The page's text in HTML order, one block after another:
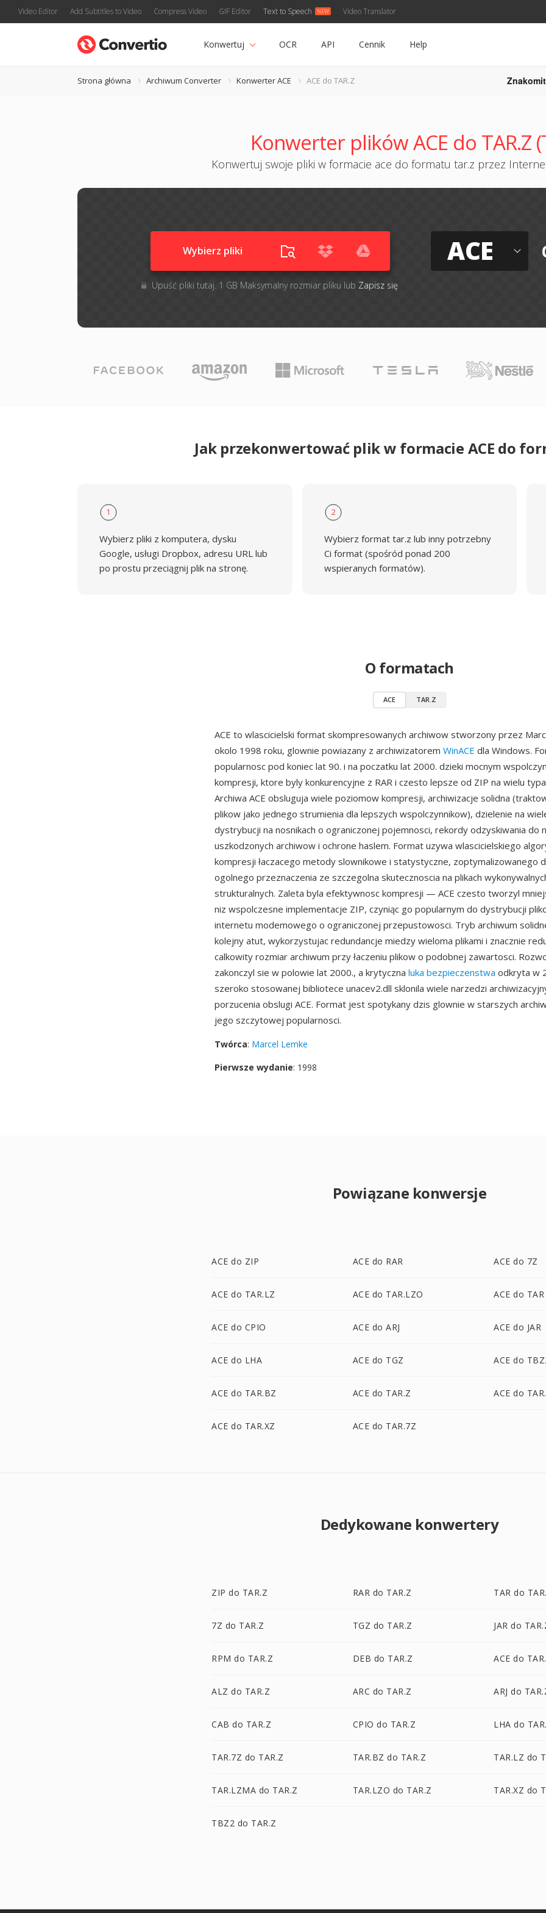
Video Editor Add Subtitles to Video Compress Video GIF Editor Text to Speech Video Translator
Konwertuj OCR API Cennik Help
Strona główna Archiwum Converter Konwerter ACE ACE do TAR.Z
Konwerter plików ACE do TAR.Z
Konwertuj swoje pliki w formacie ace do formatu tar.z przez
Wybierz pliki
Upuść pliki tutaj. 1 GB Maksymalny rozmiar pliku lub Zapisz się
ACE
Jak przekonwertować plik w formacie ACE do
1
Wybierz pliki z komputera, dysku
Google, usługi Dropbox, adresu URL lub
po prostu przeciągnij plik na stronę.
2
Wybierz format tar.z lub inny potrzebny
Ci format (spośród ponad 200
wspieranych formatów).
O formatach
ACE TAR.Z
ACE to wlascicielski format skompresowanych archiwow stworzony przez
okolo 1998 roku, glownie powiazany z archiwizatorem WinACE dla Windows.
popularnosc pod koniec lat 90. i na poczatku lat 2000. dzieki mocnym
kompresji, ktore byly konkurencyjne z RAR i czesto lepsze od ZIP na wielu
Archiwa ACE obsluguja wiele poziomow kompresji, archiwizacje solidna
plikow jako jednego strumienia dla lepszych wspolczynnikow), dzielenie na
dystrybucji na nosnikach o ograniczonej pojemnosci, rekordy odzyskiwania do
uszkodzonych archiwow i ochrone haslem. Format uzywa wlascicielskiego
kompresji łaczacego metody slownikowe i statystyczne, zoptymalizowanego
ogolnego przeznaczenia ze szczegolna skutecznoscia na plikach
strukturalnych. Zaleta byla efektywnosc kompresji — ACE czesto tworzyl
niz wspolczesne implementacje ZIP, czyniąc go popularnym do dystrybucji
internetu modemowego o ograniczonej przepustowosci. Tryb archiwum
kolejny atut, wykorzystujac redundancje miedzy wieloma plikami i znacznie
calkowity rozmiar archiwum przy łaczeniu plikow o podobnej zawartosci.
zakonczyl sie w polowie lat 2000., a krytyczna luka bezpieczenstwa odkryta w
szeroko stosowanej bibliotece unacev2.dll sklonila wiele narzedzi
porzucenia obslugi ACE. Format jest spotykany dzis glownie w starszych
jego szczytowej popularnosci.
Twórca: Marcel Lemke
Pierwsze wydanie: 1998
Powiązane konwersje
ACE do ZIP ACE do RAR ACE do 7Z
ACE do TAR.LZ ACE do TAR.LZO ACE do TAR
ACE do CPIO ACE do ARJ ACE do JAR
ACE do LHA ACE do TGZ ACE do
ACE do TAR.BZ ACE do TAR.Z ACE do
ACE do TAR.XZ ACE do TAR.7Z
Dedykowane konwertery
ZIP do TAR.Z RAR do TAR.Z TAR do
7Z do TAR.Z TGZ do TAR.Z JAR do
RPM do TAR.Z DEB do TAR.Z ACE do
ALZ do TAR.Z ARC do TAR.Z ARJ do
CAB do TAR.Z CPIO do TAR.Z LHA do
TAR.7Z do TAR.Z TAR.BZ do TAR.Z TAR.LZ do
TAR.LZMA do TAR.Z TAR.LZO do TAR.Z TAR.XZ do
TBZ2 do TAR.Z